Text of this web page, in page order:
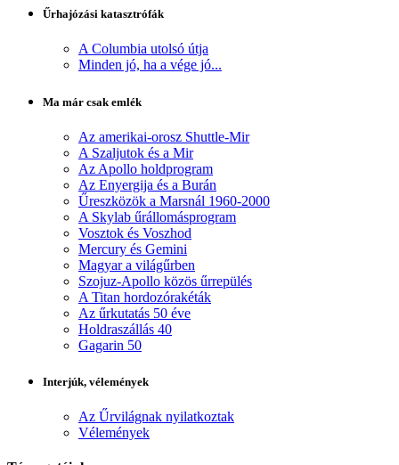
Űrhajózási katasztrófák
A Columbia utolsó útja
Minden jó, ha a vége jó...
Ma már csak emlék
Az amerikai-orosz Shuttle-Mir
A Szaljutok és a Mir
Az Apollo holdprogram
Az Enyergija és a Burán
Űreszközök a Marsnál 1960-2000
A Skylab űrállomásprogram
Vosztok és Voszhod
Mercury és Gemini
Magyar a világűrben
Szojuz-Apollo közös űrrepülés
A Titan hordozórakéták
Az űrkutatás 50 éve
Holdraszállás 40
Gagarin 50
Interjúk, vélemények
Az Űrvilágnak nyilatkoztak
Vélemények